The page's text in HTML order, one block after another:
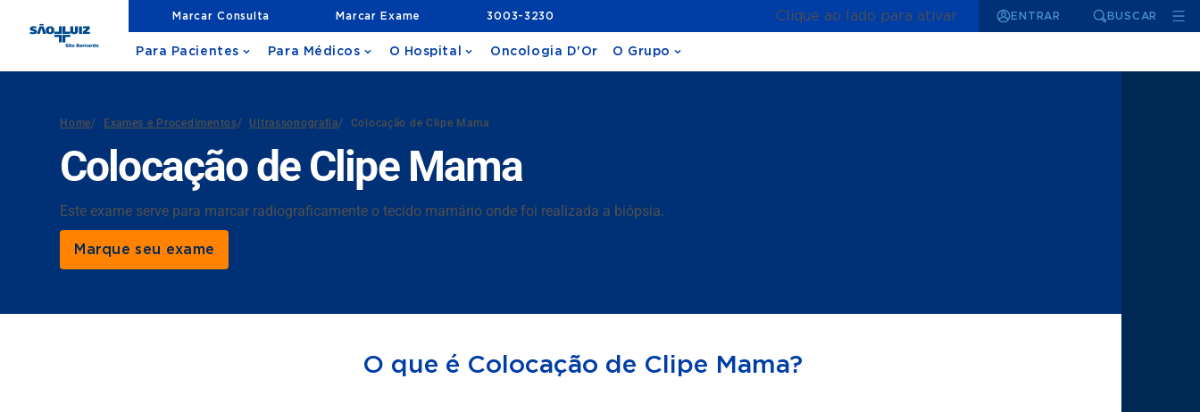
Marcar Consulta Marcar Exame 3003-3230 Clique ao lado para ativar ENTRAR BUSCAR
Para Pacientes Para Médicos O Hospital Oncologia D'Or O Grupo
Home/ Exames e Procedimentos/ Ultrassonografia/ Colocação de Clipe Mama
Colocação de Clipe Mama
Este exame serve para marcar radiograficamente o tecido mamário onde foi realizada a biópsia.
Marque seu exame
O que é Colocação de Clipe Mama?